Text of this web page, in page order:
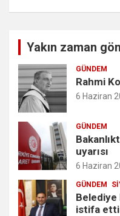
Yakın zaman
GÜNDEM
Rahmi
6 Haziran
GÜNDEM
uyarısı
6 Haziran
GÜNDEM
Belediye
istifa etti